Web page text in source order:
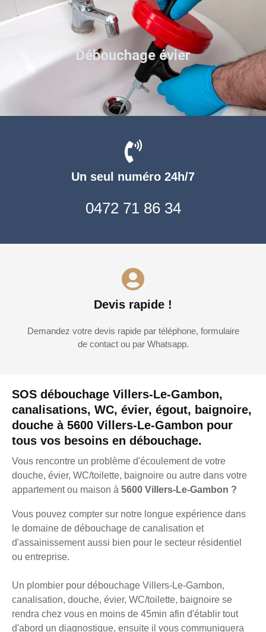
SOS débouchage Villers-Le-Gambon,
canalisations, WC, évier, égout, baignoire,
douche à 5600 Villers-Le-Gambon pour
tous vos besoins en débouchage.
Vous rencontre un problème d'écoulement de votre
douche, évier, WC/toilette, baignoire ou autre dans votre
appartement ou maison à 5600 Villers-Le-Gambon ?
Vous pouvez compter sur notre longue expérience dans
le domaine de débouchage de canalisation et
d'assainissement aussi bien pour le secteur résidentiel
ou entreprise.
Un plombier pour débouchage Villers-Le-Gambon,
canalisation, douche, évier, WC/toilette, baignoire se
rendra chez vous en moins de 45min afin d'établir tout
d'abord un diagnostique, ensuite il vous communiquera
Un seul numéro 24h/7
0472 71 86 34
Devis rapide !
Demandez votre devis rapide par téléphone, formulaire
de contact ou par Whatsapp.
Débouchage évier